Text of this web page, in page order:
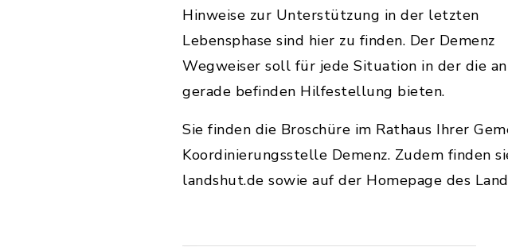
Hinweise zur Unterstützung in der letzten
Lebensphase sind hier zu finden. Der Demenz
Wegweiser soll für jede Situation in der die
gerade befinden Hilfestellung bieten.
Sie finden die Broschüre im Rathaus Ihrer
Koordinierungsstelle Demenz. Zudem finden
landshut.de sowie auf der Homepage des